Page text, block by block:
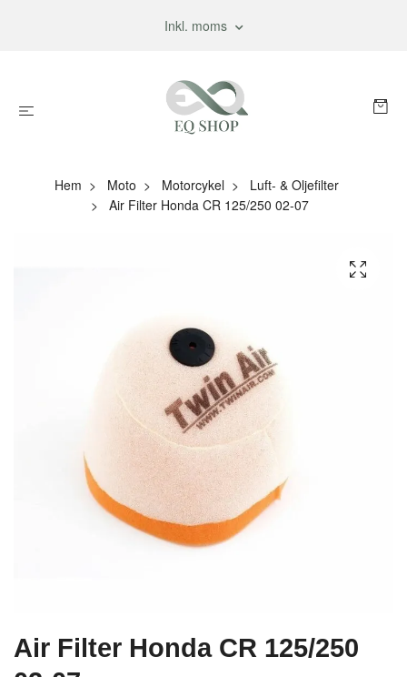
Inkl. moms
Hem Moto Motorcykel
Luft- & Oljefilter
Air Filter Honda CR 125/250 02-07
Air Filter Honda CR 125/250